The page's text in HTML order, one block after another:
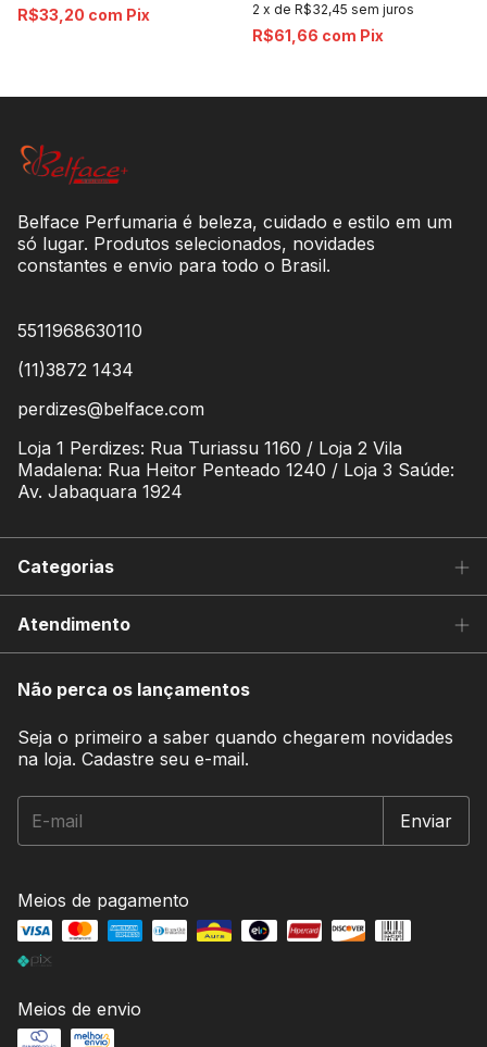
R$33,20 com Pix 2 x de R$32,45 sem juros
R$61,66 com Pix
Belface Perfumaria é beleza, cuidado e estilo em um
só lugar. Produtos selecionados, novidades
constantes e envio para todo o Brasil.
5511968630110
(11)3872 1434
perdizes@belface.com
Loja 1 Perdizes: Rua Turiassu 1160 / Loja 2 Vila
Madalena: Rua Heitor Penteado 1240 / Loja 3 Saúde:
Av. Jabaquara 1924
Categorias
Atendimento
Não perca os lançamentos
Seja o primeiro a saber quando chegarem novidades
na loja. Cadastre seu e-mail.
Meios de pagamento
Meios de envio